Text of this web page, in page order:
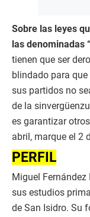
Sobre las leyes
las denominadas
tienen que ser
blindado para
sus partidos no
de la
es garantizar
abril, marque el 2
PERFIL
Miguel
sus estudios
de San Isidro. Su